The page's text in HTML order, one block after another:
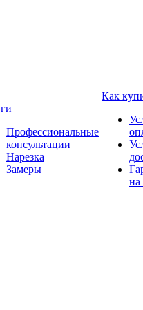
Профессиональные
консультации
Нарезка
Замеры
Как
на